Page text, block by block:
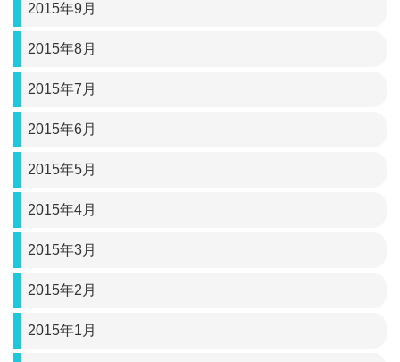
2015年9月
2015年8月
2015年7月
2015年6月
2015年5月
2015年4月
2015年3月
2015年2月
2015年1月